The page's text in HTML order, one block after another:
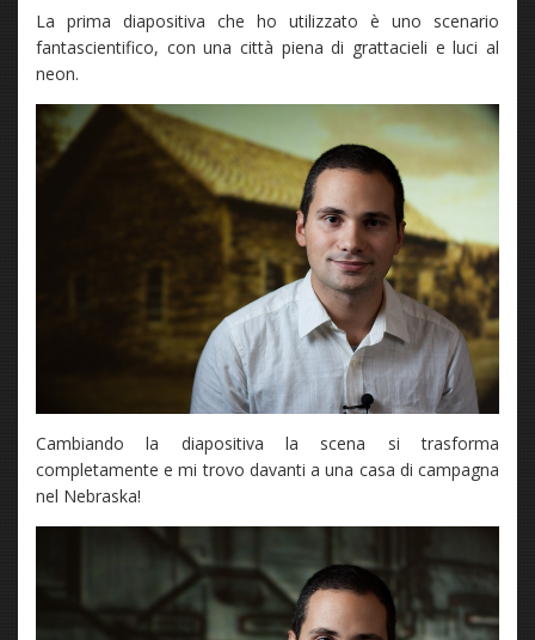
La prima diapositiva che ho utilizzato è uno scenario
fantascientifico, con una città piena di grattacieli e luci al
neon.
Cambiando la diapositiva la scena si trasforma
completamente e mi trovo davanti a una casa di campagna
nel Nebraska!